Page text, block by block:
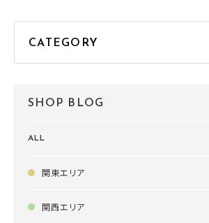
SHOP BLOG
ALL
関東エリア
関西エリア